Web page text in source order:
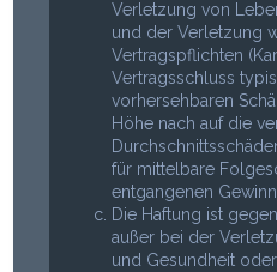
Verletzung von
und der Verletzung
Vertragspflichten
Vertragsschluss
vorhersehbaren
Höhe nach auf die
für mittelbare
entgangenen
Die Haftung ist
außer bei der
und Gesundheit